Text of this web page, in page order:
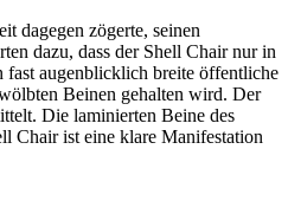
dagegen zögerte, seinen
dazu, dass der Shell Chair nur in
fast augenblicklich breite öffentliche
Beinen gehalten wird. Der
Die laminierten Beine des
Chair ist eine klare Manifestation